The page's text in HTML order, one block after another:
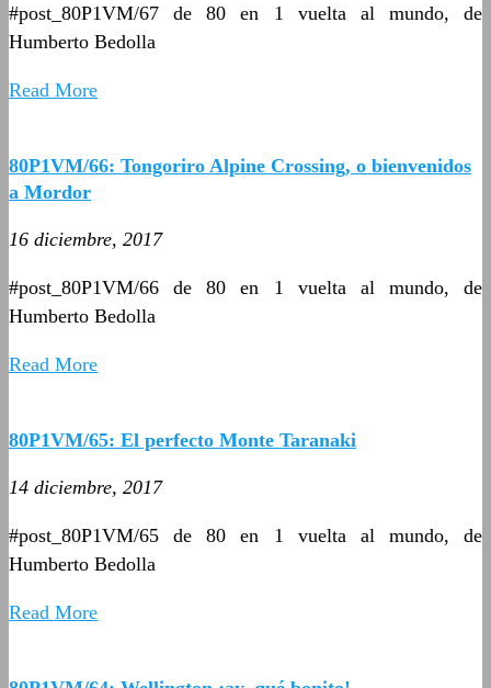
#post_80P1VM/67 de 80 en 1 vuelta al mundo, de
Humberto Bedolla
Read More
80P1VM/66: Tongoriro Alpine Crossing, o bienvenidos
a Mordor
16 diciembre, 2017
#post_80P1VM/66 de 80 en 1 vuelta al mundo, de
Humberto Bedolla
Read More
80P1VM/65: El perfecto Monte Taranaki
14 diciembre, 2017
#post_80P1VM/65 de 80 en 1 vuelta al mundo, de
Humberto Bedolla
Read More